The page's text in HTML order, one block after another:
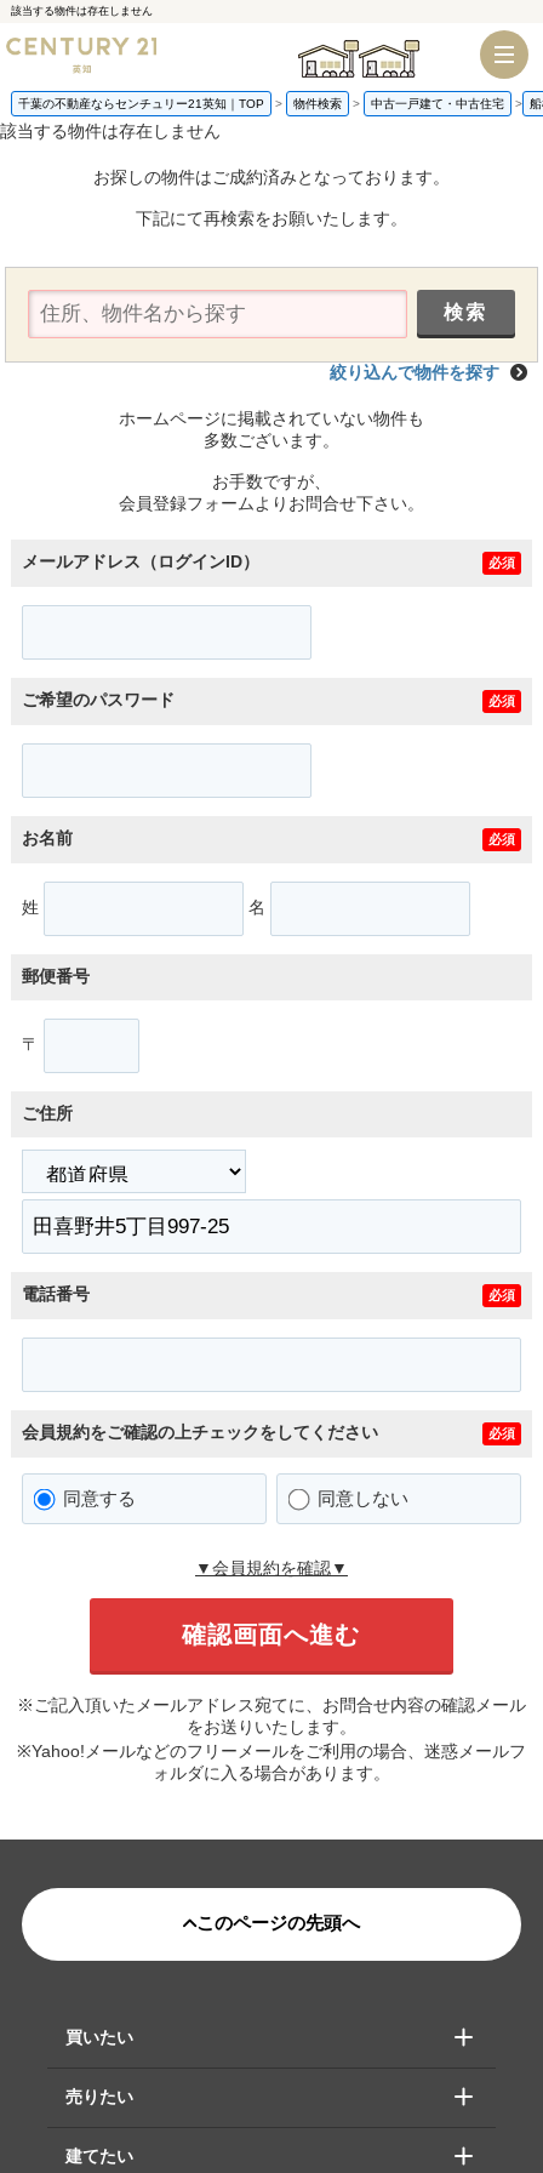
該当する物件は存在しません
千葉店 船橋店
千葉の不動産ならセンチュリー21英知｜TOP 物件検索 中古一戸建て・中古住宅
該当する物件は存在しません
お探しの物件はご成約済みとなっております。
下記にて再検索をお願いたします。
絞り込んで物件を探す
ホームページに掲載されていない物件も
多数ございます。
お手数ですが、
会員登録フォームよりお問合せ下さい。
メールアドレス（ログインID） 必須
ご希望のパスワード 必須
お名前 必須
姓 名
郵便番号
〒
ご住所
電話番号 必須
会員規約をご確認の上チェックをしてください 必須
同意する 同意しない
▼会員規約を確認▼
※ご記入頂いたメールアドレス宛てに、お問合せ内容の確認メール
をお送りいたします。
※Yahoo!メールなどのフリーメールをご利用の場合、迷惑メールフ
ォルダに入る場合があります。
このページの先頭へ
買いたい
売りたい
建てたい